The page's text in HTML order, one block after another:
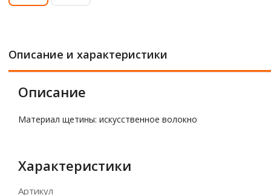
Описание и характеристики
Описание
Материал щетины: искусственное волокно
Характеристики
Артикул